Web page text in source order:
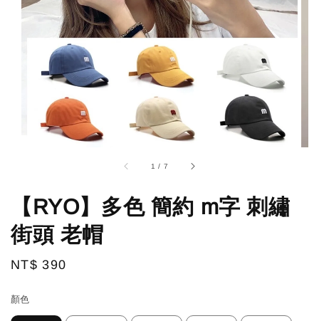
1 / 7
【RYO】多色 簡約 m字 刺繡
街頭 老帽
Regular
NT$ 390
顏色